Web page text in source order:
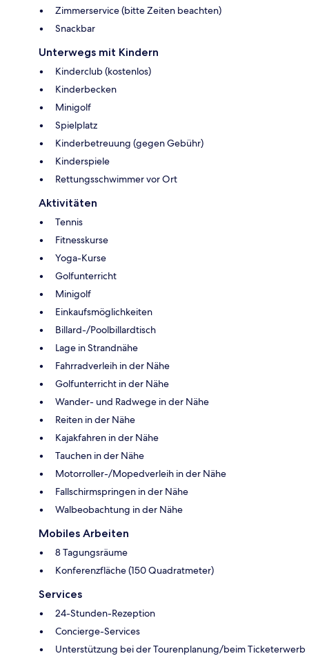
Zimmerservice (bitte Zeiten beachten)
Snackbar
Unterwegs mit Kindern
Kinderclub (kostenlos)
Kinderbecken
Minigolf
Spielplatz
Kinderbetreuung (gegen Gebühr)
Kinderspiele
Rettungsschwimmer vor Ort
Aktivitäten
Tennis
Fitnesskurse
Yoga-Kurse
Golfunterricht
Minigolf
Einkaufsmöglichkeiten
Billard-/Poolbillardtisch
Lage in Strandnähe
Fahrradverleih in der Nähe
Golfunterricht in der Nähe
Wander- und Radwege in der Nähe
Reiten in der Nähe
Kajakfahren in der Nähe
Tauchen in der Nähe
Motorroller-/Mopedverleih in der Nähe
Fallschirmspringen in der Nähe
Walbeobachtung in der Nähe
Mobiles Arbeiten
8 Tagungsräume
Konferenzfläche (150 Quadratmeter)
Services
24-Stunden-Rezeption
Concierge-Services
Unterstützung bei der Tourenplanung/beim Ticketerwerb